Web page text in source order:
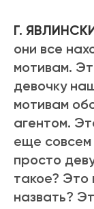
Г.
они все
мотивам.
девочку
мотивам
агентом.
еще совсем
просто
такое? Это
назвать?